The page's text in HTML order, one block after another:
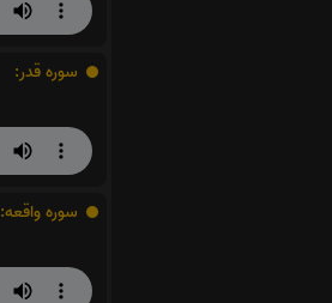
سوره قدر:
سوره واقعه: